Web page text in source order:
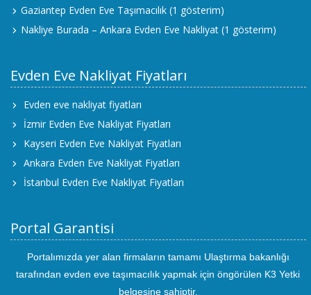
Gaziantep Evden Eve Taşımacılık (1 gösterim)
Nakliye Burada – Ankara Evden Eve Nakliyat (1 gösterim)
Evden Eve Nakliyat Fiyatları
Evden eve nakliyat fiyatları
İzmir Evden Eve Nakliyat Fiyatları
Kayseri Evden Eve Nakliyat Fiyatları
Ankara Evden Eve Nakliyat Fiyatları
İstanbul Evden Eve Nakliyat Fiyatları
Portal Garantisi
Portalımızda yer alan firmaların tamamı Ulaştırma bakanlığı
tarafından evden eve taşımacılık yapmak için öngörülen K3 Yetki
belgesine sahiptir.